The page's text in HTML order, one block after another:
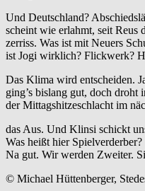
Und Deutschland?
scheint wie erlahmt, seit Reus
zerriss. Was ist mit Neuers
ist Jogi wirklich? Flickwerk?
Das Klima wird entscheiden.
ging’s bislang gut, doch droht
der Mittagshitzeschlacht im
das Aus. Und Klinsi schickt
Was heißt hier
Na gut. Wir werden Zweiter.
© Michael Hüttenberger,